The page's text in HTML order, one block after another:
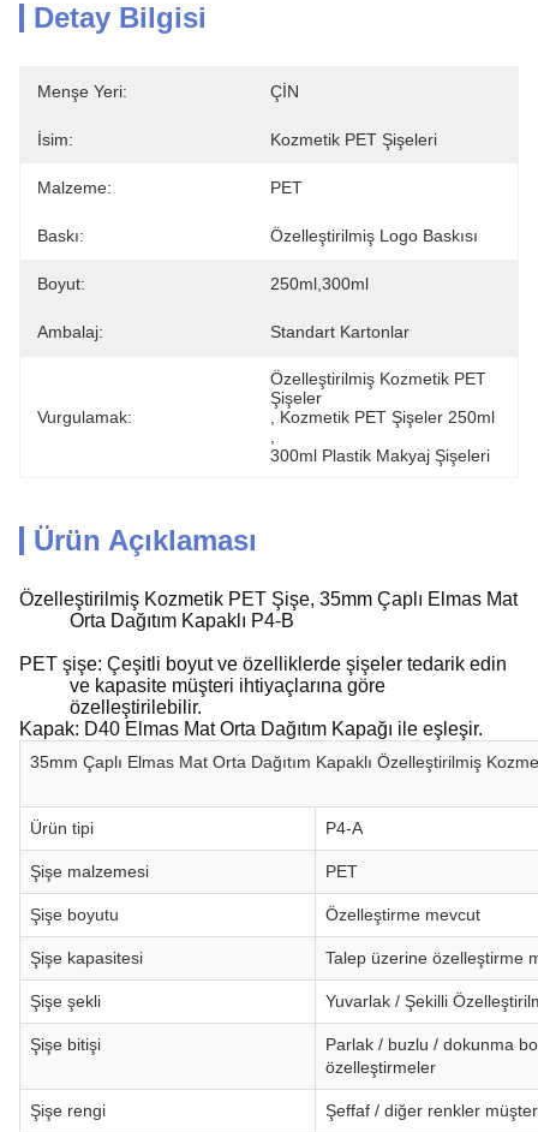
Detay Bilgisi
Menşe Yeri: ÇİN
İsim: Kozmetik PET Şişeleri
Malzeme: PET
Baskı: Özelleştirilmiş Logo Baskısı
Boyut: 250ml,300ml
Ambalaj: Standart Kartonlar
Vurgulamak:
Özelleştirilmiş Kozmetik PET
Şişeler
Kozmetik PET Şişeler 250ml
300ml Plastik Makyaj Şişeleri
Ürün Açıklaması
Özelleştirilmiş Kozmetik PET Şişe, 35mm Çaplı Elmas Mat
Orta Dağıtım Kapaklı P4-B
PET şişe: Çeşitli boyut ve özelliklerde şişeler tedarik edin
ve kapasite müşteri ihtiyaçlarına göre
özelleştirilebilir.
Kapak: D40 Elmas Mat Orta Dağıtım Kapağı ile eşleşir.
35mm Çaplı Elmas Mat Orta Dağıtım Kapaklı Özelleştirilmiş
Ürün tipi P4-A
Şişe malzemesi PET
Şişe boyutu Özelleştirme mevcut
Şişe kapasitesi Talep üzerine özelleştirme
Şişe şekli Yuvarlak / Şekilli
Şişe bitişi
Parlak / buzlu / dokunma
özelleştirmeler
Şişe rengi Şeffaf / diğer renkler